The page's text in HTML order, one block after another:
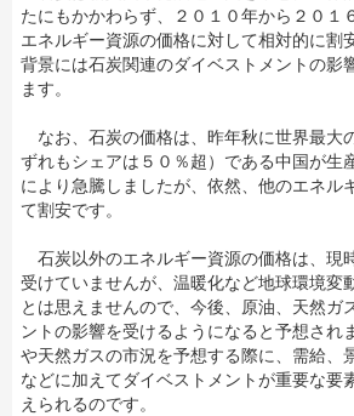
たにもかかわらず、２０１０年から２０１
エネルギー資源の価格に対して相対的に割
背景には石炭関連のダイベストメントの影
ます。
なお、石炭の価格は、昨年秋に世界最大
ずれもシェアは５０％超）である中国が生
により急騰しましたが、依然、他のエネル
て割安です。
石炭以外のエネルギー資源の価格は、現
受けていませんが、温暖化など地球環境変
とは思えませんので、今後、原油、天然ガ
ントの影響を受けるようになると予想され
や天然ガスの市況を予想する際に、需給、
などに加えてダイベストメントが重要な要
えられるのです。